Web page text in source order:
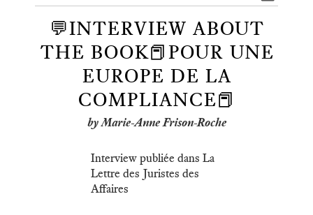
💬INTERVIEW ABOUT
THE BOOK📕POUR UNE
EUROPE DE LA
COMPLIANCE📕
by Marie-Anne Frison-Roche
Interview publiée dans La
Lettre des Juristes des
Affaires